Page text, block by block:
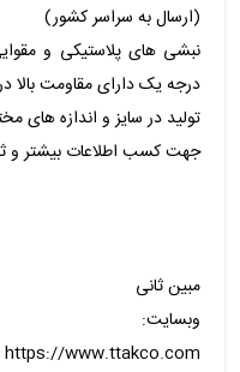
(ارسال به سراسر کشور)
نبشی های پلاستیکی و
درجه یک دارای مقاومت بالا
تولید در سایز و اندازه های
جهت کسب اطلاعات بیشتر و
مبین ثانی
وبسایت:
https://www.ttakco.com